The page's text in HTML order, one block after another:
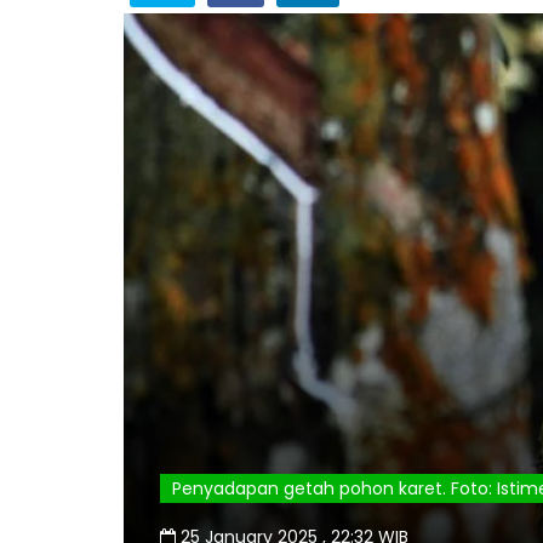
Penyadapan getah pohon karet. Foto:
25 January 2025 , 22:32 WIB